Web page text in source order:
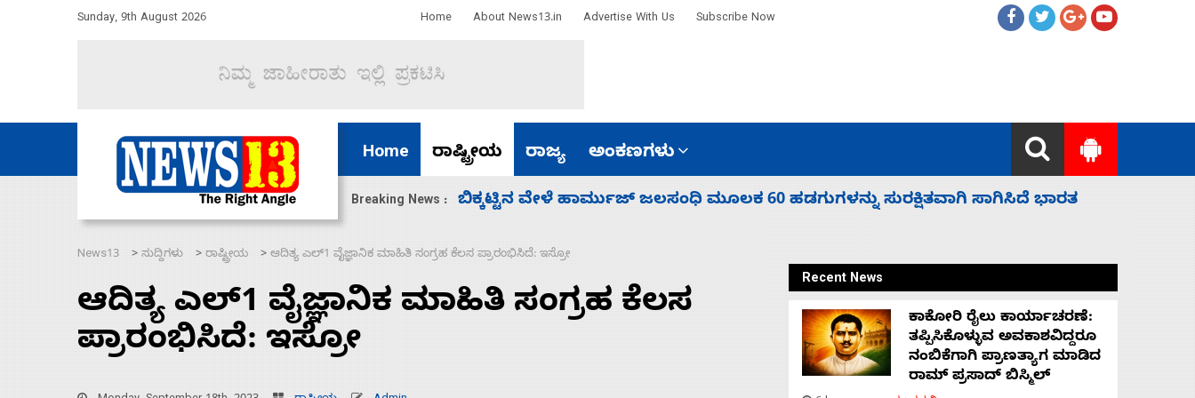
Sunday, 9th August 2026 Home About News13.in Advertise With Us Subscribe Now
Home ರಾಷ್ಟ್ರೀಯ ರಾಜ್ಯ ಅಂಕಣಗಳು
Breaking News :
ಮೂಲಕ 60 ಹಡಗುಗಳನ್ನು ಸುರಕ್ಷಿತವಾಗಿ ಸಾಗಿಸಿದೆ ಭಾರತ ನಾಗೇಂದ್ರ ರಾಜೀನಾಮೆ ಕೊಡದಿದ್ದರೆ ಸದನ ನಡೆಸಲು ಬಿಡೆವು: ಛಲವಾದಿ ನಾರಾಯಣಸ್ವಾಮಿ
News13 > ಸುದ್ದಿಗಳು > ರಾಷ್ಟ್ರೀಯ > ಆದಿತ್ಯ ಎಲ್‌1 ವೈಜ್ಞಾನಿಕ ಮಾಹಿತಿ ಸಂಗ್ರಹ ಕೆಲಸ ಪ್ರಾರಂಭಿಸಿದೆ: ಇಸ್ರೋ
ಆದಿತ್ಯ ಎಲ್‌1 ವೈಜ್ಞಾನಿಕ ಮಾಹಿತಿ ಸಂಗ್ರಹ ಕೆಲಸ
ಪ್ರಾರಂಭಿಸಿದೆ: ಇಸ್ರೋ
Recent News
ಕಾಕೋರಿ ರೈಲು ಕಾರ್ಯಾಚರಣೆ:
ತಪ್ಪಿಸಿಕೊಳ್ಳುವ ಅವಕಾಶವಿದ್ದರೂ
ನಂಬಿಕೆಗಾಗಿ ಪ್ರಾಣತ್ಯಾಗ ಮಾಡಿದ
ರಾಮ್ ಪ್ರಸಾದ್ ಬಿಸ್ಮಿಲ್